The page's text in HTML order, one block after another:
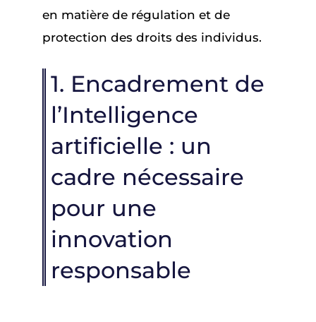
en matière de régulation et de
protection des droits des individus.
1. Encadrement de
l’Intelligence
artificielle : un
cadre nécessaire
pour une
innovation
responsable